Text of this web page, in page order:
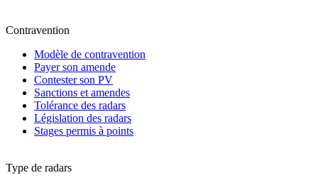
Contravention
Modèle de contravention
Payer son amende
Contester son PV
Sanctions et amendes
Tolérance des radars
Législation des radars
Stages permis à points
Type de radars